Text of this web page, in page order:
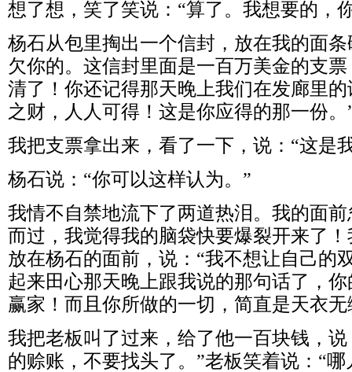
想了想，笑了笑说：“算了。我想要的，
杨石从包里掏出一个信封，放在我的面
欠你的。这信封里面是一百万美金的支
清了！你还记得那天晚上我们在发廊里
之财，人人可得！这是你应得的那一份。
我把支票拿出来，看了一下，说：“这是
杨石说：“你可以这样认为。”
我情不自禁地流下了两道热泪。我的面
而过，我觉得我的脑袋快要爆裂开来了
放在杨石的面前，说：“我不想让自己的
起来田心那天晚上跟我说的那句话了，
赢家！而且你所做的一切，简直是天衣无
我把老板叫了过来，给了他一百块钱，
的赊账，不要找头了。”老板笑着说：“